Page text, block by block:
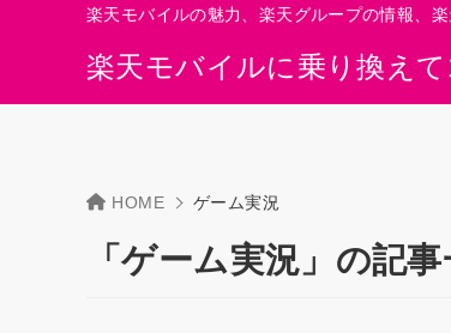
楽天モバイルに乗り換え
楽天モバイルの魅力、楽天グループの情報、
HOME ゲーム実況
「ゲーム実況」の記